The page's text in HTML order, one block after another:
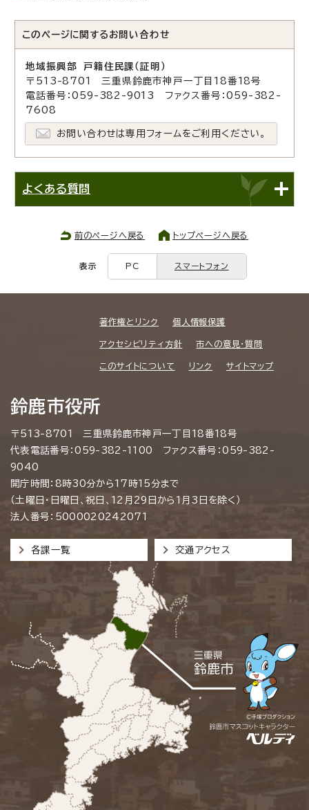
このページに関する お問い合わせ
地域振興部 戸籍住民課（証明）
〒513-8701 三重県鈴鹿市神戸一丁目18番18号
電話番号：059-382-9013 ファクス番号：059-382-
7608
お問い合わせは専用フォームをご利用ください。
よくある質問
前のページへ戻る トップページへ戻る
表示 PC スマートフォン
著作権とリンク 個人情報保護
アクセシビリティ方針 市への意見・質問
このサイトについて リンク サイトマップ
鈴鹿市役所
〒513-8701 三重県鈴鹿市神戸一丁目18番18号
代表電話番号：059-382-1100 ファクス番号：059-382-
9040
開庁時間：8時30分から17時15分まで
（土曜日・日曜日、祝日、12月29日から1月3日を除く）
法人番号：5000020242071
各課一覧 交通アクセス